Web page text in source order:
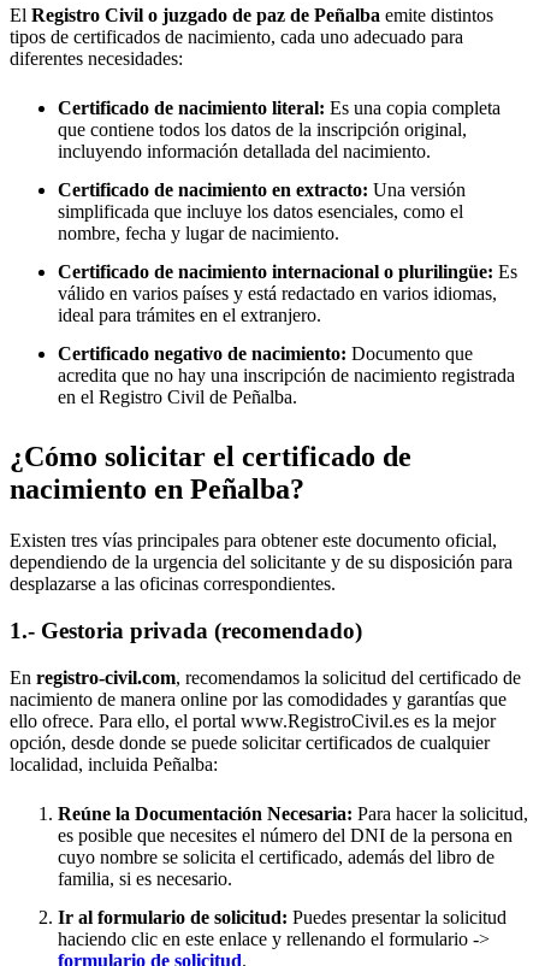
El Registro Civil o juzgado de paz de Peñalba emite distintos
tipos de certificados de nacimiento, cada uno adecuado para
diferentes necesidades:
Certificado de nacimiento literal: Es una copia completa
que contiene todos los datos de la inscripción original,
incluyendo información detallada del nacimiento.
Certificado de nacimiento en extracto: Una versión
simplificada que incluye los datos esenciales, como el
nombre, fecha y lugar de nacimiento.
Certificado de nacimiento internacional o plurilingüe: Es
válido en varios países y está redactado en varios idiomas,
ideal para trámites en el extranjero.
Certificado negativo de nacimiento: Documento que
acredita que no hay una inscripción de nacimiento registrada
en el Registro Civil de Peñalba.
¿Cómo solicitar el certificado de
nacimiento en Peñalba?
Existen tres vías principales para obtener este documento oficial,
dependiendo de la urgencia del solicitante y de su disposición para
desplazarse a las oficinas correspondientes.
1.- Gestoria privada (recomendado)
En registro-civil.com, recomendamos la solicitud del certificado de
nacimiento de manera online por las comodidades y garantías que
ello ofrece. Para ello, el portal www.RegistroCivil.es es la mejor
opción, desde donde se puede solicitar certificados de cualquier
localidad, incluida Peñalba:
Reúne la Documentación Necesaria: Para hacer la solicitud,
es posible que necesites el número del DNI de la persona en
cuyo nombre se solicita el certificado, además del libro de
familia, si es necesario.
Ir al formulario de solicitud: Puedes presentar la solicitud
haciendo clic en este enlace y rellenando el formulario ->
formulario de solicitud.